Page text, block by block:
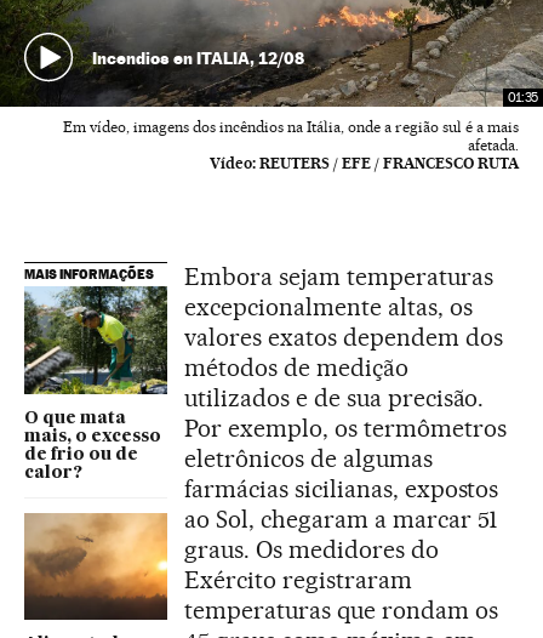
01:35
Incendios en ITALIA, 12/08
Em vídeo, imagens dos incêndios na Itália, onde a região sul é a mais
afetada.
Vídeo: REUTERS / EFE / FRANCESCO RUTA
MAIS INFORMAÇÕES
O que mata
mais, o excesso
de frio ou de
calor?
Embora sejam temperaturas
excepcionalmente altas, os
valores exatos dependem dos
métodos de medição
utilizados e de sua precisão.
Por exemplo, os termômetros
eletrônicos de algumas
farmácias sicilianas, expostos
ao Sol, chegaram a marcar 51
graus. Os medidores do
Exército registraram
temperaturas que rondam os